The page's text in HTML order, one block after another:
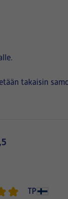
takaisin
TP